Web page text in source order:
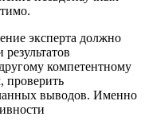
эксперта должно
компетентному
проверить
выводов. Именно